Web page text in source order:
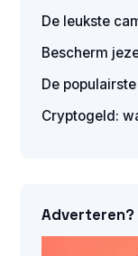
De leukste
Bescherm
De
Cryptogeld:
Adverteren?